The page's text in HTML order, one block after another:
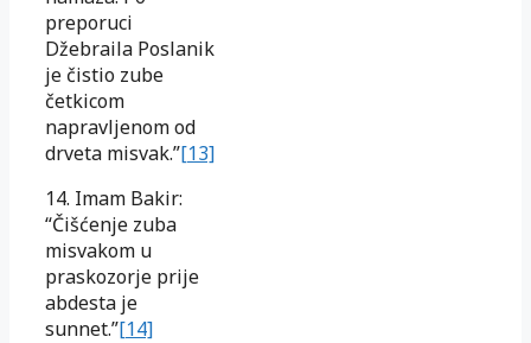
preporuci
Džebraila Poslanik
je čistio zube
četkicom
napravljenom od
drveta misvak.”[13]
14. Imam Bakir:
“Čišćenje zuba
misvakom u
praskozorje prije
abdesta je
sunnet.”[14]